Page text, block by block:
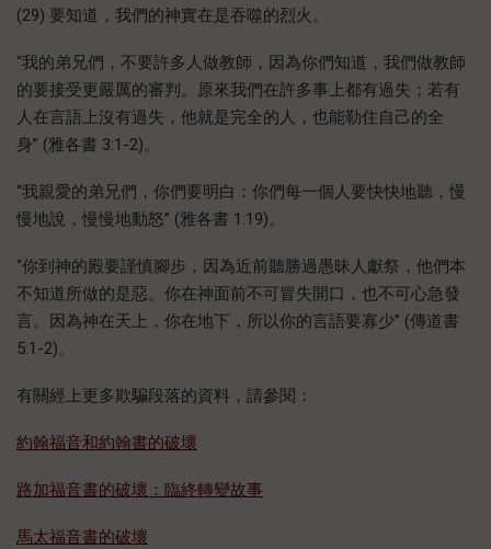
(29) 要知道，我們的神實在是吞噬的烈火。
“我的弟兄們，不要許多人做教師，因為你們知道，我們做教師
的要接受更嚴厲的審判。原來我們在許多事上都有過失；若有
人在言語上沒有過失，他就是完全的人，也能勒住自己的全
身” (雅各書 3:1-2)。
“我親愛的弟兄們，你們要明白：你們每一個人要快快地聽，慢
慢地說，慢慢地動怒” (雅各書 1:19)。
“你到神的殿要謹慎腳步，因為近前聽勝過愚昧人獻祭，他們本
不知道所做的是惡。你在神面前不可冒失開口，也不可心急發
言。因為神在天上，你在地下，所以你的言語要寡少” (傳道書
5:1-2)。
有關經上更多欺騙段落的資料，請參閱：
約翰福音和約翰書的破壞
路加福音書的破壞：臨終轉變故事
馬太福音書的破壞